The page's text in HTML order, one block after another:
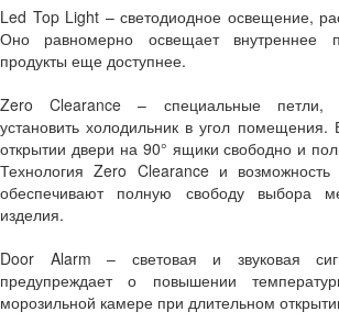
Led Top Light – светодиодное освещение,
Оно равномерно освещает внутреннее
продукты еще доступнее.
Zero Clearance – специальные петли,
установить холодильник в угол помещения.
открытии двери на 90° ящики свободно и
Технология Zero Clearance и возможность
обеспечивают полную свободу выбора
изделия.
Door Alarm – световая и звуковая
предупреждает о повышении
морозильной камере при длительном